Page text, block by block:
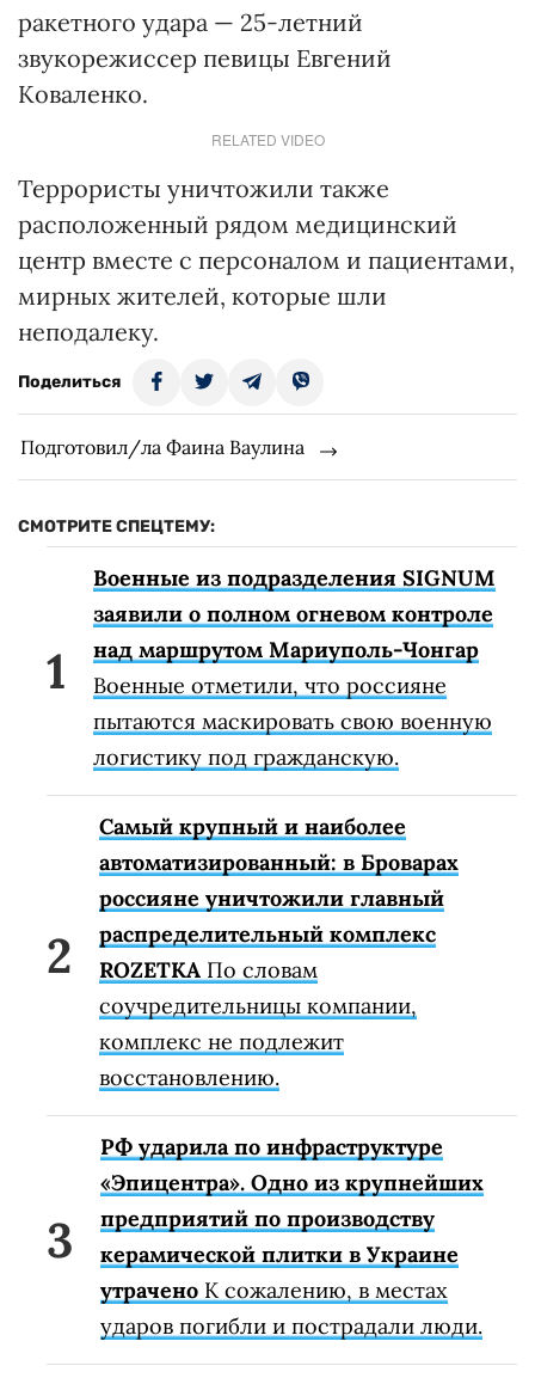
ракетного удара — 25-летний
звукорежиссер певицы Евгений
Коваленко.
RELATED VIDEO
Террористы уничтожили также
расположенный рядом медицинский
центр вместе с персоналом и пациентами,
мирных жителей, которые шли
неподалеку.
Поделиться
Подготовил/ла Фаина Ваулина
СМОТРИТЕ СПЕЦТЕМУ:
Военные из подразделения SIGNUM
заявили о полном огневом контроле
над маршрутом Мариуполь-Чонгар
Военные отметили, что россияне
пытаются маскировать свою военную
логистику под гражданскую.
Самый крупный и наиболее
автоматизированный: в Броварах
россияне уничтожили главный
распределительный комплекс
ROZETKA По словам
соучредительницы компании,
комплекс не подлежит
восстановлению.
РФ ударила по инфраструктуре
«Эпицентра». Одно из крупнейших
предприятий по производству
керамической плитки в Украине
утрачено К сожалению, в местах
ударов погибли и пострадали люди.